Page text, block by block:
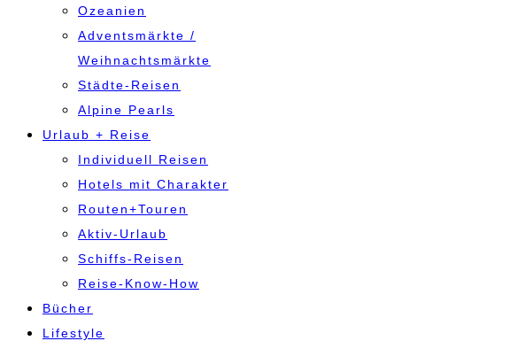
Ozeanien
Adventsmärkte /
Weihnachtsmärkte
Städte-Reisen
Alpine Pearls
Urlaub + Reise
Individuell Reisen
Hotels mit Charakter
Routen+Touren
Aktiv-Urlaub
Schiffs-Reisen
Reise-Know-How
Bücher
Lifestyle